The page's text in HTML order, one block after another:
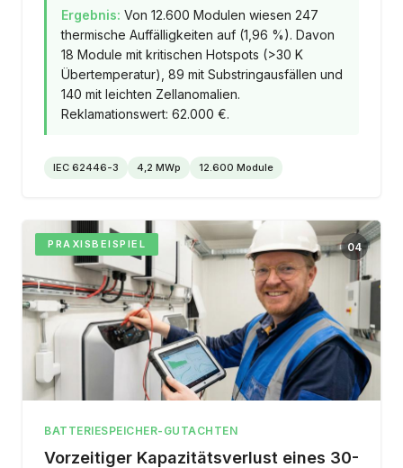
Ergebnis: Von 12.600 Modulen wiesen 247
thermische Auffälligkeiten auf (1,96 %). Davon
18 Module mit kritischen Hotspots (>30 K
Übertemperatur), 89 mit Substringausfällen und
140 mit leichten Zellanomalien.
Reklamationswert: 62.000 €.
IEC 62446-3 4,2 MWp 12.600 Module
PRAXISBEISPIEL 04
BATTERIESPEICHER-GUTACHTEN
Vorzeitiger Kapazitätsverlust eines 30-